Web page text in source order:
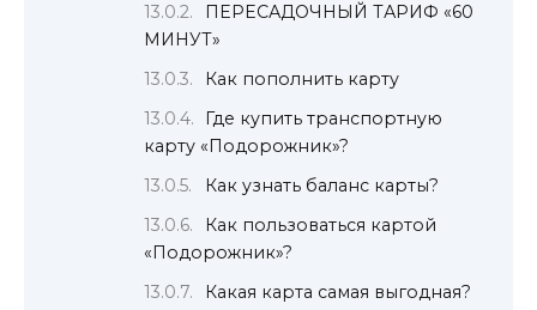
ПЕРЕСАДОЧНЫЙ ТАРИФ «60
МИНУТ»
Как пополнить карту
Где купить транспортную
карту «Подорожник»?
Как узнать баланс карты?
Как пользоваться картой
«Подорожник»?
Какая карта самая выгодная?